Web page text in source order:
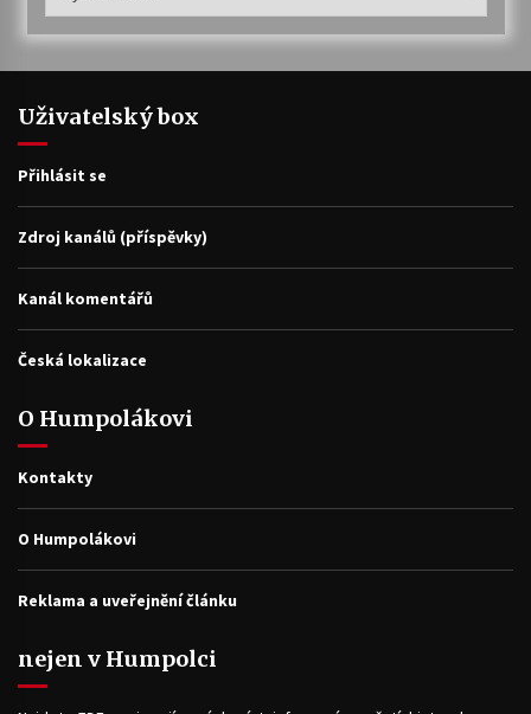
archiv
Uživatelský box
Přihlásit se
Zdroj kanálů (příspěvky)
Kanál komentářů
Česká lokalizace
O Humpolákovi
Kontakty
O Humpolákovi
Reklama a uveřejnění článku
nejen v Humpolci